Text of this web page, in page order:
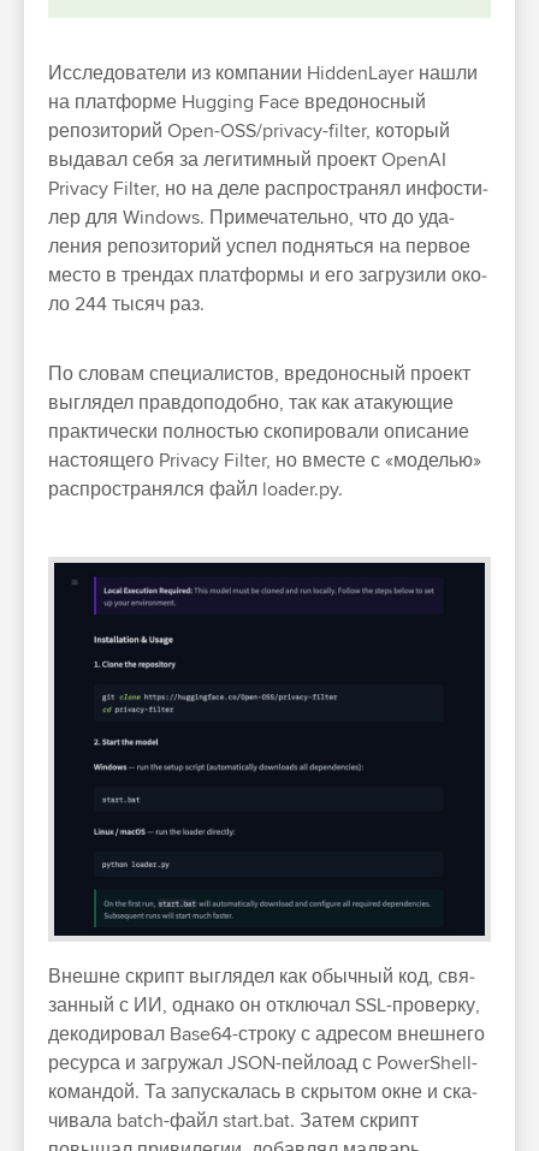
Ис­сле­дова­тели из ком­пании HiddenLayer наш­ли
на плат­форме Hugging Face вре­донос­ный
репози­торий Open-OSS/privacy-filter, который
выдавал себя за легитим­ный про­ект OpenAI
Privacy Filter, но на деле рас­простра­нял инфости­
лер для Windows. При­меча­тель­но, что до уда­
ления репози­торий успел под­нять­ся на пер­вое
мес­то в трен­дах плат­формы и его заг­рузили око­
ло 244 тысяч раз.
По сло­вам спе­циалис­тов, вре­донос­ный про­ект
выг­лядел прав­доподоб­но, так как ата­кующие
прак­тичес­ки пол­ностью ско­пиро­вали опи­сание
нас­тояще­го Privacy Filter, но вмес­те с «моделью»
рас­простра­нял­ся файл loader.py.
Внеш­не скрипт выг­лядел как обыч­ный код, свя­
зан­ный с ИИ, одна­ко он отклю­чал SSL-про­вер­ку,
декоди­ровал Base64-стро­ку с адре­сом внеш­него
ресур­са и заг­ружал JSON-пей­лоад с PowerShell-
коман­дой. Та запус­калась в скры­том окне и ска­
чива­ла batch-файл start.bat. Затем скрипт